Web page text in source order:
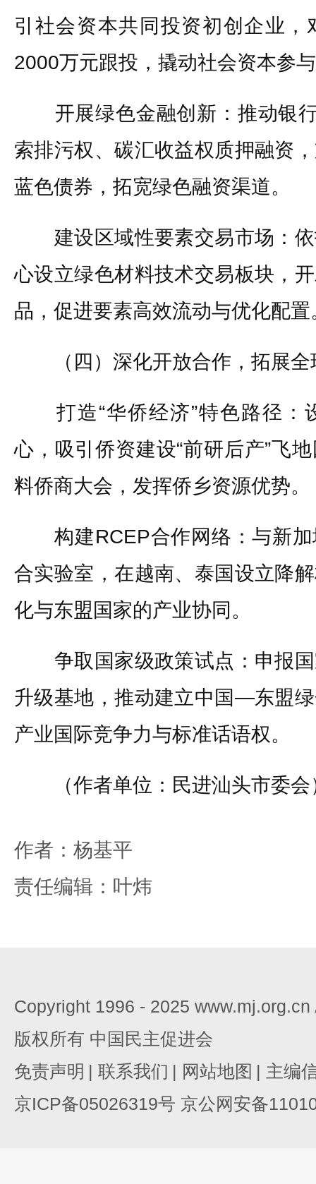
引社会资本共同投资初创企业，
2000万元跟投，撬动社会资本参
开展绿色金融创新：推动银行
索排污权、碳汇收益权质押融资
蓝色债券，拓宽绿色融资渠道。
建设区域性要素交易市场：依
心设立绿色材料技术交易板块，
品，促进要素高效流动与优化配置
（四）深化开放合作，拓展全
打造“华侨经济”特色路径：
心，吸引侨资建设“前研后产”飞
料侨商大会，发挥侨乡资源优势。
构建RCEP合作网络：与新加
合实验室，在越南、泰国设立降
化与东盟国家的产业协同。
争取国家级政策试点：申报国
升级基地，推动建立中国—东盟
产业国际竞争力与标准话语权。
（作者单位：民进汕头市委会
作者：杨基平
责任编辑：叶炜
Copyright 1996 - 2025
版权所有 中国民主促进会
免责声明 | 联系我们 | 网站地图 | 主编
京ICP备05026319号 京公网安备